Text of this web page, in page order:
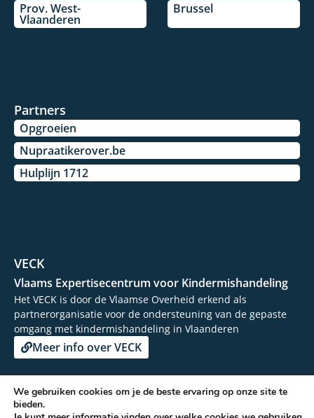
Prov. West-
Vlaanderen
Brussel
Partners
Opgroeien
Nupraatikerover.be
Hulplijn 1712
VECK
Vlaams Expertisecentrum voor Kindermishandeling
Het VECK is door de Vlaamse Overheid erkend als
partnerorganisatie voor de ondersteuning van de gepaste
omgang met kindermishandeling in Vlaanderen
Meer info over VECK
© 2026 - Vertrouwenscentrum Kindermishandeling
We gebruiken cookies om je de beste ervaring op onze site te
bieden.